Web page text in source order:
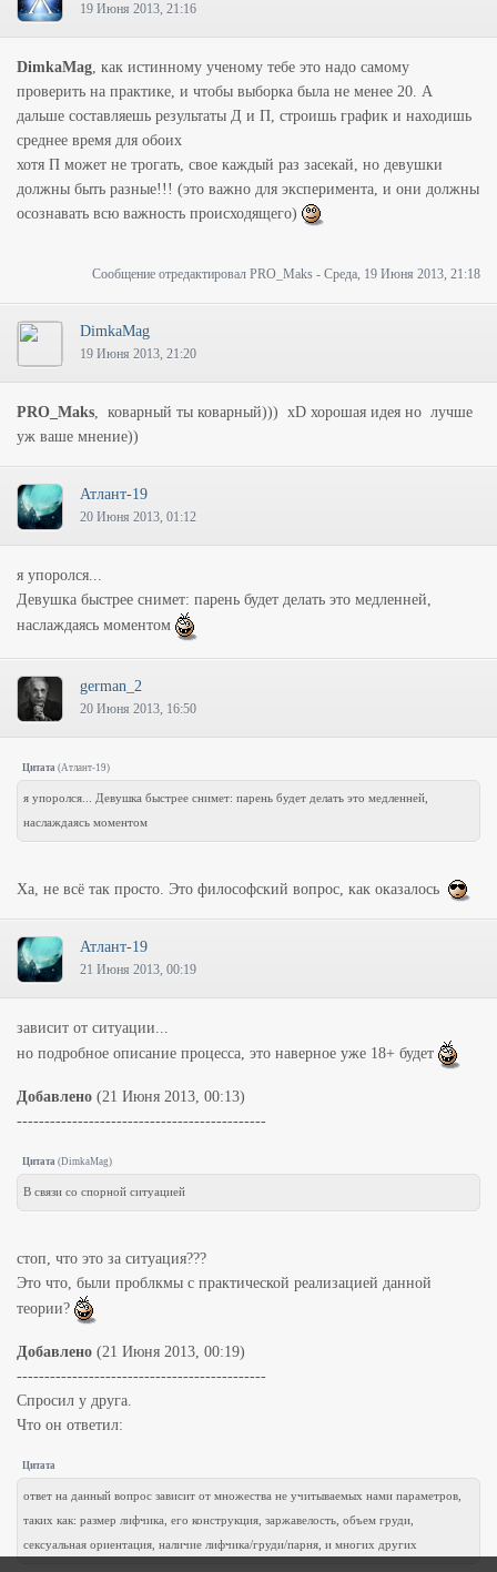
19 Июня 2013, 21:16
DimkaMag, как истинному ученому тебе это надо самому
проверить на практике, и чтобы выборка была не менее 20. А
дальше составляешь результаты Д и П, строишь график и находишь
среднее время для обоих
хотя П может не трогать, свое каждый раз засекай, но девушки
должны быть разные!!! (это важно для эксперимента, и они должны
осознавать всю важность происходящего)
Сообщение отредактировал PRO_Maks - Среда, 19 Июня 2013, 21:18
DimkaMag
19 Июня 2013, 21:20
PRO_Maks, коварный ты коварный))) хD хорошая идея но лучше
уж ваше мнение))
Атлант-19
20 Июня 2013, 01:12
я упоролся...
Девушка быстрее снимет: парень будет делать это медленней,
наслаждаясь моментом
german_2
20 Июня 2013, 16:50
Цитата (Атлант-19)
я упоролся... Девушка быстрее снимет: парень будет делать это медленней,
наслаждаясь моментом
Ха, не всё так просто. Это философский вопрос, как оказалось
Атлант-19
21 Июня 2013, 00:19
зависит от ситуации...
но подробное описание процесса, это наверное уже 18+ будет
Добавлено (21 Июня 2013, 00:13)
---------------------------------------------
Цитата (DimkaMag)
В связи со спорной ситуацией
стоп, что это за ситуация???
Это что, были проблкмы с практической реализацией данной
теории?
Добавлено (21 Июня 2013, 00:19)
---------------------------------------------
Спросил у друга.
Что он ответил:
Цитата
ответ на данный вопрос зависит от множества не учитываемых нами параметров,
таких как: размер лифчика, его конструкция, заржавелость, объем груди,
сексуальная ориентация, наличие лифчика/груди/парня, и многих других